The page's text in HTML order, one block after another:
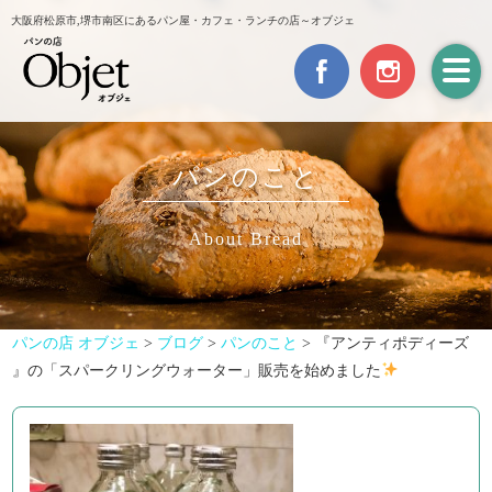
大阪府松原市,堺市南区にあるパン屋・カフェ・ランチの店～オブジェ
パンのこと
About Bread
パンの店 オブジェ > ブログ >パンのこと >
『アンティポディーズ
』の「スパークリングウォーター」販売を始めました